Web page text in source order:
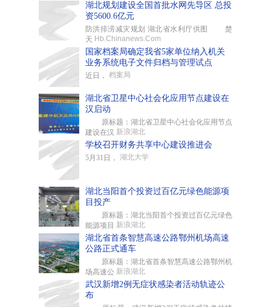
湖北规划建设全国首批水网先导区 总投
资5600.6亿元
防洪排涝减灾规划 湖北省水利厅供图 楚
天 Hb.Chinanews.Com
国家档案局确定我省5家单位纳入机关
业务系统电子文件归档与管理试点
近日， 档案局
湖北省卫星中心社会化应用节点建设在
汉启动
原标题：湖北省卫星中心社会化应用节点
建设在汉 新浪湖北
学校召开财务共享中心建设推进会
5月31日， 湖北大学
湖北当阳首个投资过百亿元绿色能源项
目投产
原标题：湖北当阳首个投资过百亿元绿色
能源项目 新浪湖北
湖北省首条智慧高速公路鄂州机场高速
公路正式通车
原标题：湖北省首条智慧高速公路鄂州机
场高速公 新浪湖北
武汉新增2例无症状感染者活动轨迹公
布